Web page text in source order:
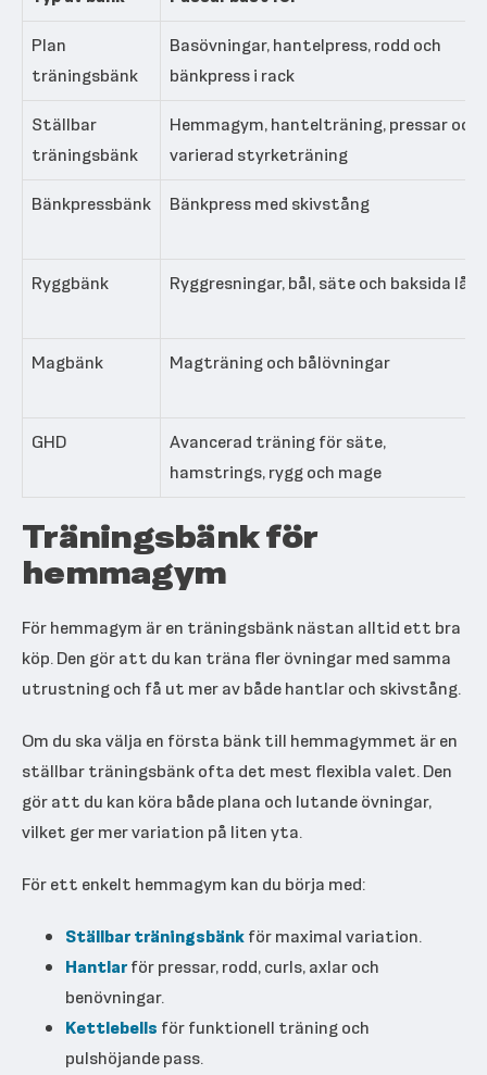
Plan
träningsbänk
Basövningar, hantelpress, rodd och
bänkpress i rack
Ställbar
träningsbänk
Hemmagym, hantelträning, pressar och
varierad styrketräning
Bänkpressbänk
Bänkpress med skivstång
Ryggbänk Ryggresningar, bål, säte och baksida lår
Magbänk Magträning och bålövningar
GHD
Avancerad träning för säte,
hamstrings, rygg och mage
Träningsbänk för
hemmagym
För hemmagym är en träningsbänk nästan alltid ett bra
köp. Den gör att du kan träna fler övningar med samma
utrustning och få ut mer av både hantlar och skivstång.
Om du ska välja en första bänk till hemmagymmet är en
ställbar träningsbänk ofta det mest flexibla valet. Den
gör att du kan köra både plana och lutande övningar,
vilket ger mer variation på liten yta.
För ett enkelt hemmagym kan du börja med:
Ställbar träningsbänkför maximal variation.
Hantlarför pressar, rodd, curls, axlar och
benövningar.
Kettlebells för funktionell träning och
pulshöjande pass.